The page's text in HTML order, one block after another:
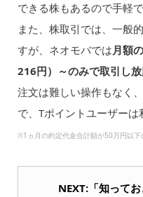
できる株もあるので手軽で
また、株取引では、一般
すが、ネオモバでは月額
216円）～のみで取引し
注文は難しい操作もなく
で、Tポイントユーザーは
※1ヵ月の約定代金合計額が50万円以下
NEXT:「知って